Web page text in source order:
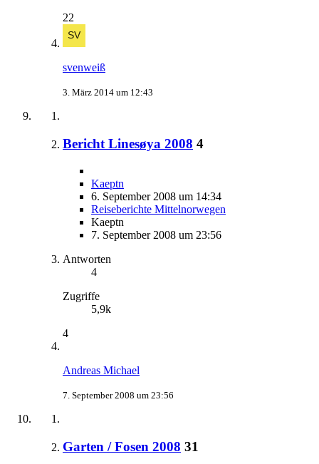
22
svenweiß
3. März 2014 um 12:43
Bericht Linesøya 2008 4
Kaeptn
6. September 2008 um 14:34
Reiseberichte Mittelnorwegen
Kaeptn
7. September 2008 um 23:56
Antworten
4
Zugriffe
5,9k
4
Andreas Michael
7. September 2008 um 23:56
Garten / Fosen 2008 31